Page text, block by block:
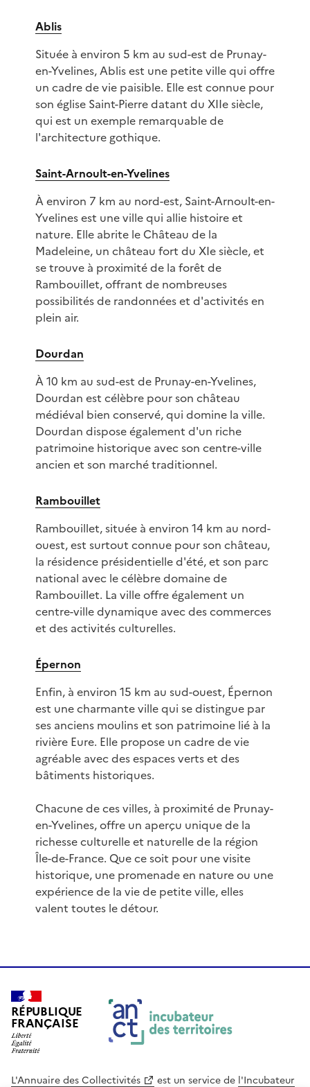
Ablis
Située à environ 5 km au sud-est de Prunay-
en-Yvelines, Ablis est une petite ville qui offre
un cadre de vie paisible. Elle est connue pour
son église Saint-Pierre datant du XIIe siècle,
qui est un exemple remarquable de
l'architecture gothique.
Saint-Arnoult-en-Yvelines
À environ 7 km au nord-est, Saint-Arnoult-en-
Yvelines est une ville qui allie histoire et
nature. Elle abrite le Château de la
Madeleine, un château fort du XIe siècle, et
se trouve à proximité de la forêt de
Rambouillet, offrant de nombreuses
possibilités de randonnées et d'activités en
plein air.
Dourdan
À 10 km au sud-est de Prunay-en-Yvelines,
Dourdan est célèbre pour son château
médiéval bien conservé, qui domine la ville.
Dourdan dispose également d'un riche
patrimoine historique avec son centre-ville
ancien et son marché traditionnel.
Rambouillet
Rambouillet, située à environ 14 km au nord-
ouest, est surtout connue pour son château,
la résidence présidentielle d'été, et son parc
national avec le célèbre domaine de
Rambouillet. La ville offre également un
centre-ville dynamique avec des commerces
et des activités culturelles.
Épernon
Enfin, à environ 15 km au sud-ouest, Épernon
est une charmante ville qui se distingue par
ses anciens moulins et son patrimoine lié à la
rivière Eure. Elle propose un cadre de vie
agréable avec des espaces verts et des
bâtiments historiques.
Chacune de ces villes, à proximité de Prunay-
en-Yvelines, offre un aperçu unique de la
richesse culturelle et naturelle de la région
Île-de-France. Que ce soit pour une visite
historique, une promenade en nature ou une
expérience de la vie de petite ville, elles
valent toutes le détour.
RÉPUBLIQUE
FRANÇAISE
L'Annuaire des Collectivités est un service de l'Incubateur